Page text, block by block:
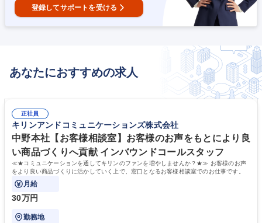
登録してサポートを受ける
あなたにおすすめの求人
正社員
キリンアンドコミュニケーションズ株式会社
中野本社【お客様相談室】お客様のお声をもとにより良
い商品づくりへ貢献 インバウンドコールスタッフ
≪★コミュニケーションを通してキリンのファンを増やしませんか？★≫ お客様のお声
をより良い商品づくりに活かしていく上で、窓口となるお客様相談室でのお仕事です。
月給
30万円
勤務地